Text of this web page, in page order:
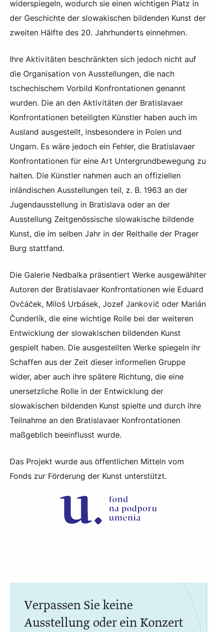
widerspiegeln, wodurch sie einen wichtigen Platz in
der Geschichte der slowakischen bildenden Kunst der
zweiten Hälfte des 20. Jahrhunderts einnehmen.
Ihre Aktivitäten beschränkten sich jedoch nicht auf
die Organisation von Ausstellungen, die nach
tschechischem Vorbild Konfrontationen genannt
wurden. Die an den Aktivitäten der Bratislavaer
Konfrontationen beteiligten Künstler haben auch im
Ausland ausgestellt, insbesondere in Polen und
Ungarn. Es wäre jedoch ein Fehler, die Bratislavaer
Konfrontationen für eine Art Untergrundbewegung zu
halten. Die Künstler nahmen auch an offiziellen
inländischen Ausstellungen teil, z. B. 1963 an der
Jugendausstellung in Bratislava oder an der
Ausstellung Zeitgenössische slowakische bildende
Kunst, die im selben Jahr in der Reithalle der Prager
Burg stattfand.
Die Galerie Nedbalka präsentiert Werke ausgewählter
Autoren der Bratislavaer Konfrontationen wie Eduard
Ovčáček, Miloš Urbásek, Jozef Jankovič oder Marián
Čunderlík, die eine wichtige Rolle bei der weiteren
Entwicklung der slowakischen bildenden Kunst
gespielt haben. Die ausgestellten Werke spiegeln ihr
Schaffen aus der Zeit dieser informellen Gruppe
wider, aber auch ihre spätere Richtung, die eine
unersetzliche Rolle in der Entwicklung der
slowakischen bildenden Kunst spielte und durch ihre
Teilnahme an den Bratislavaer Konfrontationen
maßgeblich beeinflusst wurde.
Das Projekt wurde aus öffentlichen Mitteln vom
Fonds zur Förderung der Kunst unterstützt.
Verpassen Sie keine
Ausstellung oder ein Konzert